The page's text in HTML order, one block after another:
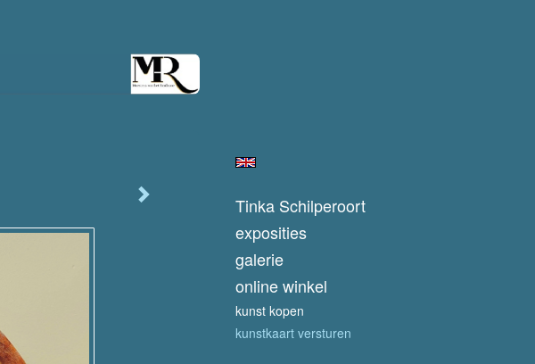
Tinka Schilperoort
exposities
galerie
online winkel
kunst kopen
kunstkaart versturen